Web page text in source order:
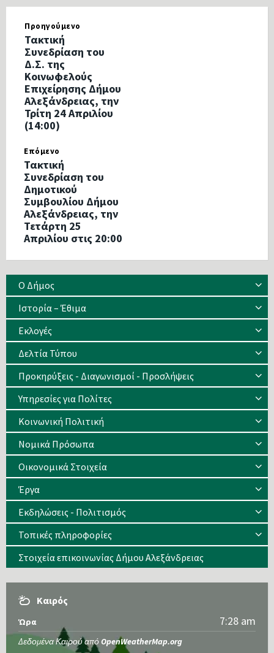
Προηγούμενο
Τακτική
Συνεδρίαση του
Δ.Σ. της
Κοινωφελούς
Επιχείρησης Δήμου
Αλεξάνδρειας, την
Τρίτη 24 Απριλίου
(14:00)
Επόμενο
Τακτική
Συνεδρίαση του
Δημοτικού
Συμβουλίου Δήμου
Αλεξάνδρειας, την
Τετάρτη 25
Απριλίου στις 20:00
Ο Δήμος
Ιστορία – Έθιμα
Eκλογές
Δελτία Τύπου
Προκηρύξεις - Διαγωνισμοί - Προσλήψεις
Υπηρεσίες για Πολίτες
Κοινωνική Πολιτική
Νομικά Πρόσωπα
Οικονομικά Στοιχεία
Έργα
Εκδηλώσεις - Πολιτισμός
Τοπικές πληροφορίες
Στοιχεία επικοινωνίας Δήμου Αλεξάνδρειας
Καιρός
Ώρα 7:28 am
Δεδομένα Καιρού από OpenWeatherMap.org